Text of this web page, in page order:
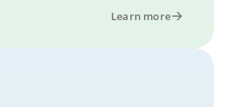
Learn more